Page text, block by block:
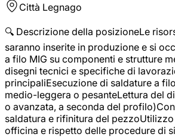
Città Legnago
🔍 Descrizione della posizioneLe
saranno inserite in produzione e si
a filo MIG su componenti e strutture
disegni tecnici e specifiche di
principaliEsecuzione di saldature a
medio-leggera o pesanteLettura del
o avanzata, a seconda del
saldatura e rifinitura del
officina e rispetto delle procedure di